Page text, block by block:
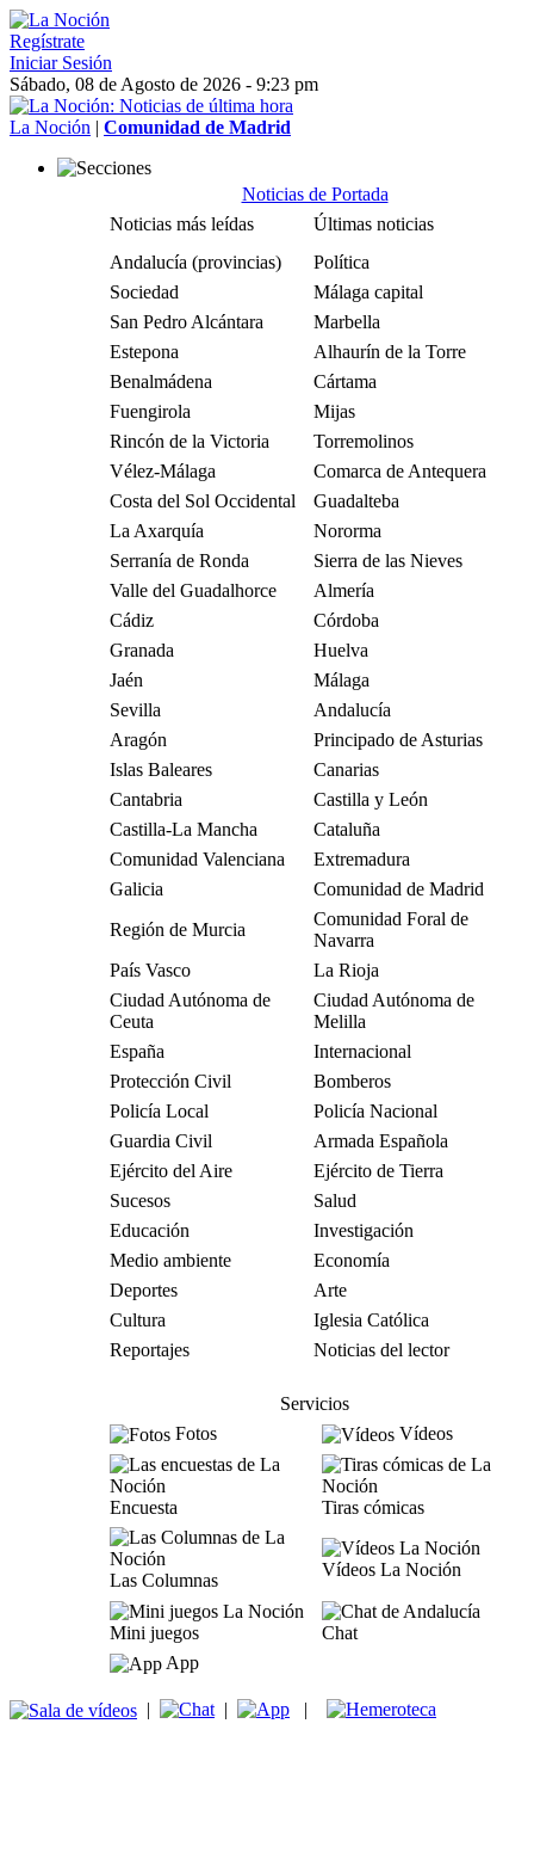
Regístrate
Iniciar Sesión
Sábado, 08 de Agosto de 2026 - 9:23 pm
La Noción | Comunidad de Madrid
Noticias de Portada
Noticias más leídas
Últimas noticias
Andalucía (provincias)
Política
Sociedad
Málaga capital
San Pedro Alcántara
Marbella
Estepona
Alhaurín de la Torre
Benalmádena
Cártama
Fuengirola
Mijas
Rincón de la Victoria
Torremolinos
Vélez-Málaga
Comarca de Antequera
Costa del Sol Occidental
Guadalteba
La Axarquía
Nororma
Serranía de Ronda
Sierra de las Nieves
Valle del Guadalhorce
Almería
Cádiz
Córdoba
Granada
Huelva
Jaén
Málaga
Sevilla
Andalucía
Aragón
Principado de Asturias
Islas Baleares
Canarias
Cantabria
Castilla y León
Castilla-La Mancha
Cataluña
Comunidad Valenciana
Extremadura
Galicia
Comunidad de Madrid
Región de Murcia
Comunidad Foral de
Navarra
País Vasco
La Rioja
Ciudad Autónoma de
Ceuta
Ciudad Autónoma de
Melilla
España
Internacional
Protección Civil
Bomberos
Policía Local
Policía Nacional
Guardia Civil
Armada Española
Ejército del Aire
Ejército de Tierra
Sucesos
Salud
Educación
Investigación
Medio ambiente
Economía
Deportes
Arte
Cultura
Iglesia Católica
Reportajes
Noticias del lector
Servicios
Fotos
Vídeos
Encuesta Tiras cómicas
Las Columnas
Vídeos La Noción
Mini juegos
Chat
App
| | |